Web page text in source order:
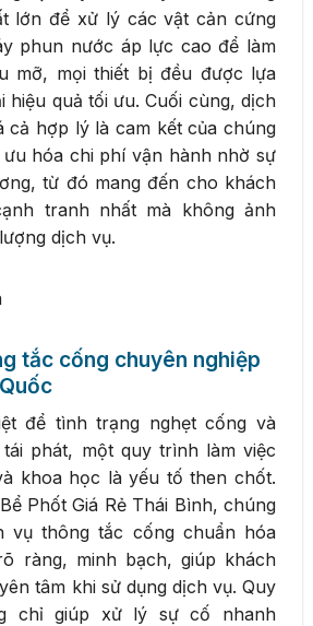
lớn để xử lý các vật cản cứng
phun nước áp lực cao để làm
mỡ, mọi thiết bị đều được lựa
hiệu quả tối ưu. Cuối cùng, dịch
cả hợp lý là cam kết của chúng
hóa chi phí vận hành nhờ sự
từ đó mang đến cho khách
tranh nhất mà không ảnh
dịch vụ.
tắc cống chuyên nghiệp
để tình trạng nghẹt cống và
phát, một quy trình làm việc
khoa học là yếu tố then chốt.
Phốt Giá Rẻ Thái Bình, chúng
vụ thông tắc cống chuẩn hóa
ràng, minh bạch, giúp khách
tâm khi sử dụng dịch vụ. Quy
chỉ giúp xử lý sự cố nhanh